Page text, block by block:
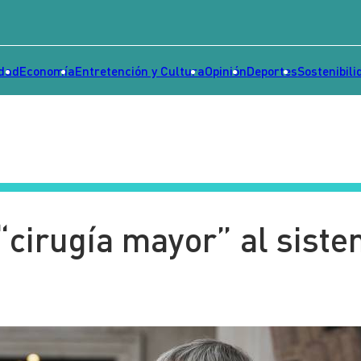
EconomíaEntretención y CulturaOpiniónDeportes
mayor” al